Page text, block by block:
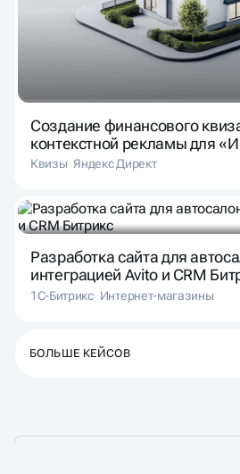
Создание финансового
контекстной рекламы для
ПРОСТО»
Квизы Яндекс Директ
Разработка сайта для
интеграцией Avito и CRM
1С-Битрикс Интернет-магазины
БОЛЬШЕ КЕЙСОВ